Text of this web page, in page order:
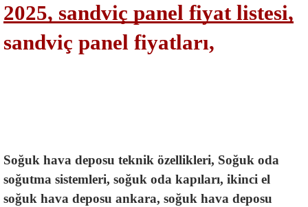
2025, sandviç panel fiyat listesi,
sandviç panel fiyatları,
Soğuk hava deposu teknik özellikleri, Soğuk oda
soğutma sistemleri, soğuk oda kapıları, ikinci el
soğuk hava deposu ankara, soğuk hava deposu